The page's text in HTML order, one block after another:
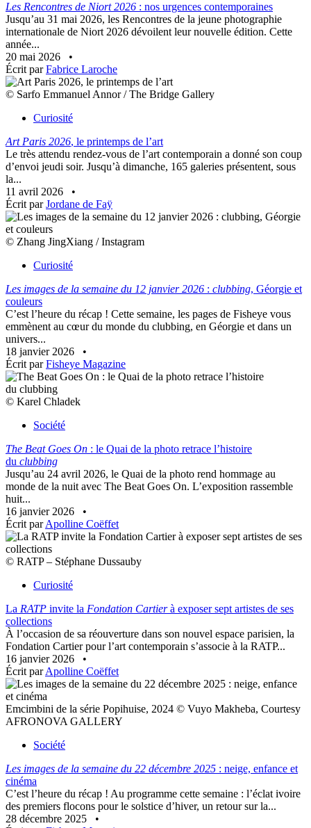
Les Rencontres de Niort 2026 : nos urgences contemporaines
Jusqu’au 31 mai 2026, les Rencontres de la jeune photographie
internationale de Niort 2026 dévoilent leur nouvelle édition. Cette
année...
20 mai 2026
•
Écrit parFabrice Laroche
© Sarfo Emmanuel Annor / The Bridge Gallery
Curiosité
Art Paris 2026, le printemps de l’art
Le très attendu rendez-vous de l’art contemporain a donné son coup
d’envoi jeudi soir. Jusqu’à dimanche, 165 galeries présentent, sous
la...
11 avril 2026
•
Écrit parJordane de Faÿ
© Zhang JingXiang / Instagram
Curiosité
Les images de la semaine du 12 janvier 2026 : clubbing, Géorgie et
couleurs
C’est l’heure du récap ! Cette semaine, les pages de Fisheye vous
emmènent au cœur du monde du clubbing, en Géorgie et dans un
univers...
18 janvier 2026
•
Écrit parFisheye Magazine
© Karel Chladek
Société
The Beat Goes On : le Quai de la photo retrace l’histoire
du clubbing
Jusqu’au 24 avril 2026, le Quai de la photo rend hommage au
monde de la nuit avec The Beat Goes On. L’exposition rassemble
huit...
16 janvier 2026
•
Écrit parApolline Coëffet
© RATP – Stéphane Dussauby
Curiosité
La RATP invite la Fondation Cartierà exposer sept artistes de ses
collections
À l’occasion de sa réouverture dans son nouvel espace parisien, la
Fondation Cartier pour l’art contemporain s’associe à la RATP...
16 janvier 2026
•
Écrit parApolline Coëffet
Emcimbini de la série Popihuise, 2024 © Vuyo Makheba, Courtesy
AFRONOVA GALLERY
Société
Les images de la semaine du 22 décembre 2025 : neige, enfance et
cinéma
C’est l’heure du récap ! Au programme cette semaine : l’éclat ivoire
des premiers flocons pour le solstice d’hiver, un retour sur la...
28 décembre 2025
•